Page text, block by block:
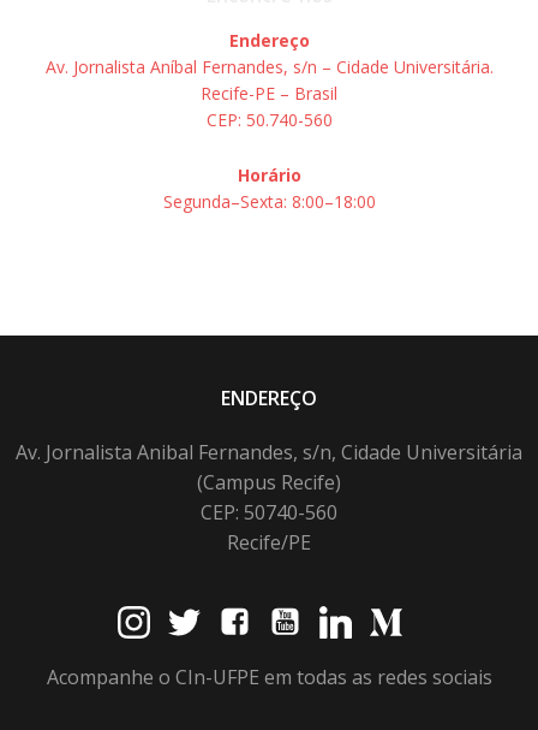
Endereço
Av. Jornalista Aníbal Fernandes, s/n – Cidade Universitária.
Recife-PE – Brasil
CEP: 50.740-560
Horário
Segunda–Sexta: 8:00–18:00
ENDEREÇO
Av. Jornalista Anibal Fernandes, s/n, Cidade Universitária
(Campus Recife)
CEP: 50740-560
Recife/PE
Acompanhe o CIn-UFPE em todas as redes sociais